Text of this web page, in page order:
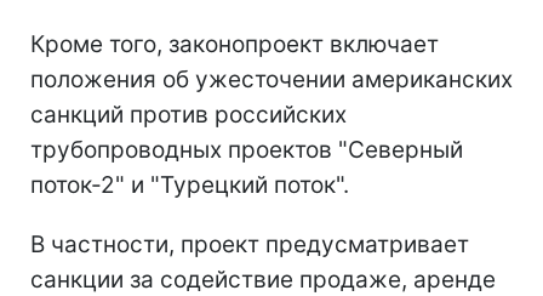
Кроме того, законопроект включает
положения об ужесточении американских
санкций против российских
трубопроводных проектов "Северный
поток-2" и "Турецкий поток".
В частности, проект предусматривает
санкции за содействие продаже, аренде